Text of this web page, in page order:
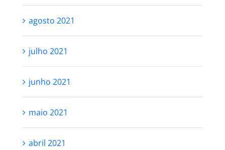
agosto 2021
julho 2021
junho 2021
maio 2021
abril 2021